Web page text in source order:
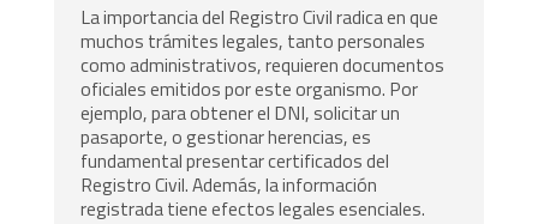
La importancia del Registro Civil radica en que
muchos trámites legales, tanto personales
como administrativos, requieren documentos
oficiales emitidos por este organismo. Por
ejemplo, para obtener el DNI, solicitar un
pasaporte, o gestionar herencias, es
fundamental presentar certificados del
Registro Civil. Además, la información
registrada tiene efectos legales esenciales.